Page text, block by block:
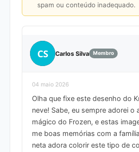
spam ou conteúdo inadequado.
CS Carlos Silva Membro
04 maio 2026
Olha que fixe este desenho do
neve! Sabe, eu sempre adorei o
mágico do Frozen, e estas
me boas memórias com a
neta adora colorir este tipo de